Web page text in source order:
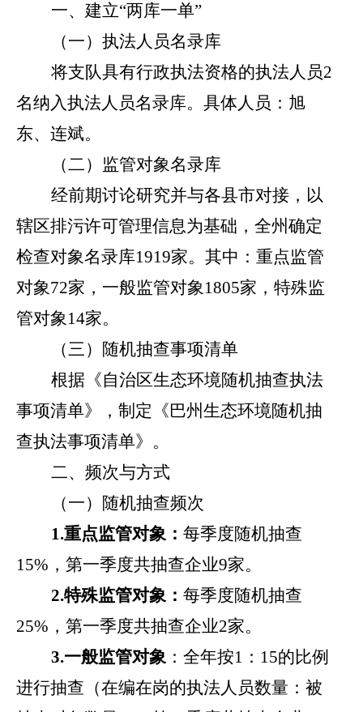
一、建立“两库一单”
（一）执法人员名录库
将支队具有行政执法资格的执法人员2
名纳入执法人员名录库。具体人员：旭
东、连斌。
（二）监管对象名录库
经前期讨论研究并与各县市对接，以
辖区排污许可管理信息为基础，全州确定
检查对象名录库1919家。其中：重点监管
对象72家，一般监管对象1805家，特殊监
管对象14家。
（三）随机抽查事项清单
根据《自治区生态环境随机抽查执法
事项清单》，制定《巴州生态环境随机抽
查执法事项清单》。
二、频次与方式
（一）随机抽查频次
1.重点监管对象： 每季度随机抽查
15% ，第一季度共抽查企业9家。
2.特殊监管对象： 每季度随机抽查
25% ，第一季度共抽查企业2家。
3.一般监管对象：全年按1 ： 15的比例
进行抽查（在编在岗的执法人员数量：被